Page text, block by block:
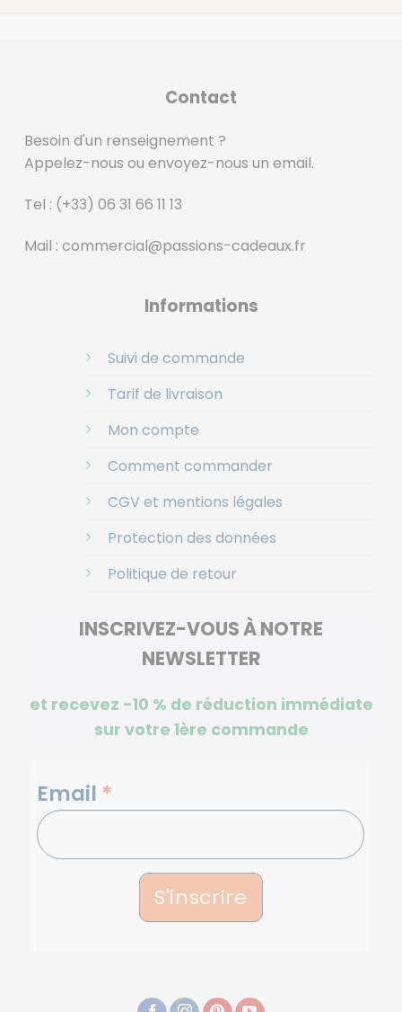
Contact
Besoin d'un renseignement ?
Appelez-nous ou envoyez-nous un email.
Tel : (+33) 06 31 66 11 13
Mail : commercial@passions-cadeaux.fr
Informations
Suivi de commande
Tarif de livraison
Mon compte
Comment commander
CGV et mentions légales
Protection des données
Politique de retour
INSCRIVEZ-VOUS À NOTRE
NEWSLETTER
et recevez -10 % de réduction immédiate
sur votre 1ère commande
NEWSLETTERS
Email *
S'inscrire